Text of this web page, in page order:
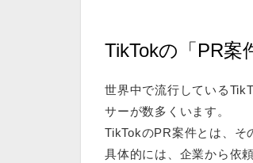
TikTokの「PR案
世界中で流行している
サーが数多くいます。
TikTokのPR案件とは、そ
具体的には、企業から依